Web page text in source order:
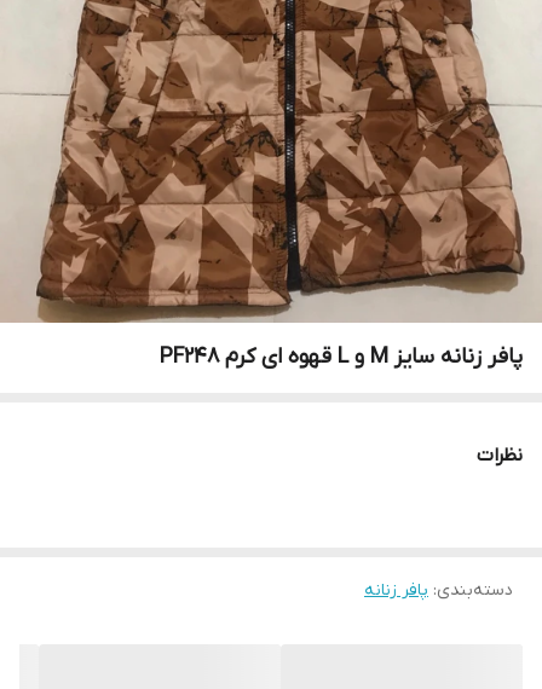
پافر زنانه سایز M و L قهوه ای کرم PF248
نظرات
دسته‌بندی: پافر زنانه